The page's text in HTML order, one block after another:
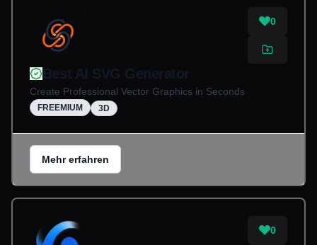
0
Best AI SVG Generator
Create Professional Vector Graphics in Seconds
FREEMIUM 3D
Mehr erfahren
0